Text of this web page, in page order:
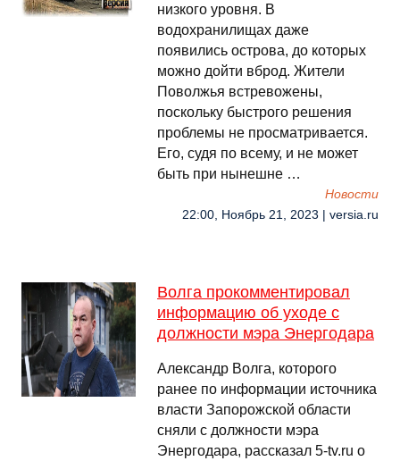
низкого уровня. В
водохранилищах даже
появились острова, до которых
можно дойти вброд. Жители
Поволжья встревожены,
поскольку быстрого решения
проблемы не просматривается.
Его, судя по всему, и не может
быть при нынешне …
Новости
22:00, Ноябрь 21, 2023 | versia.ru
Волга прокомментировал
информацию об уходе с
должности мэра Энергодара
Александр Волга, которого
ранее по информации источника
власти Запорожской области
сняли с должности мэра
Энергодара, рассказал 5-tv.ru о